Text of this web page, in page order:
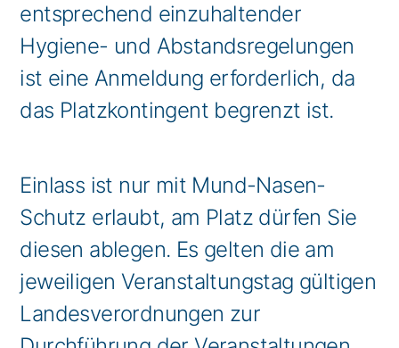
entsprechend einzuhaltender
Hygiene- und Abstandsregelungen
ist eine Anmeldung erforderlich, da
das Platzkontingent begrenzt ist.
Einlass ist nur mit Mund-Nasen-
Schutz erlaubt, am Platz dürfen Sie
diesen ablegen. Es gelten die am
jeweiligen Veranstaltungstag gültigen
Landesverordnungen zur